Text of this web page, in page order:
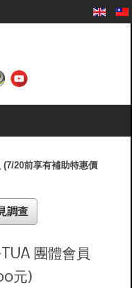
20前享有補助特惠價
調查
團體會員
元)